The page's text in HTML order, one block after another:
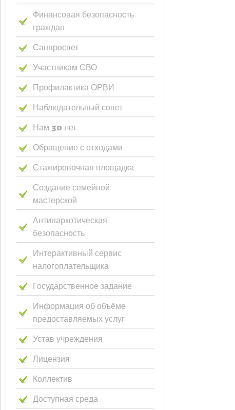
Финансовая безопасность
граждан
Санпросвет
Участникам СВО
Профилактика ОРВИ
Наблюдательный совет
Нам 30 лет
Обращение с отходами
Стажировочная площадка
Создание семейной
мастерской
Антинаркотическая
безопасность
Интерактивный сервис
налогоплательщика
Государственное задание
Информация об объёме
предоставляемых услуг
Устав учреждения
Лицензия
Коллектив
Доступная среда